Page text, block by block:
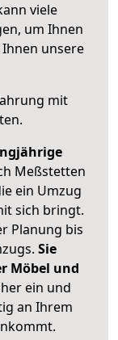
viele
um Ihnen
unsere
mit
.
Meßstetten
ein Umzug
sich bringt.
Planung bis
Sie
Möbel und
ein und
an Ihrem